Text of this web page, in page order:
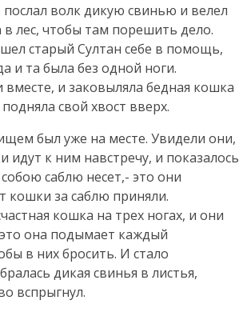
послал волк дикую свинью и велел
в лес, чтобы там порешить дело.
старый Султан себе в помощь,
и та была без одной ноги.
и заковыляла бедная кошка
свой хвост вверх.
был уже на месте. Увидели они,
идут к ним навстречу, и показалось
саблю несет,- это они
кошки за саблю приняли.
кошка на трех ногах, и они
она подымает каждый
в них бросить. И стало
дикая свинья в листья,
вспрыгнул.